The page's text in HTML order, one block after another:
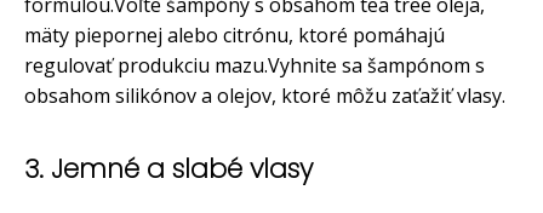
mäty piepornej alebo citrónu, ktoré pomáhajú
regulovať produkciu mazu.Vyhnite sa šampónom s
obsahom silikónov a olejov, ktoré môžu zaťažiť vlasy.
3. Jemné a slabé vlasy